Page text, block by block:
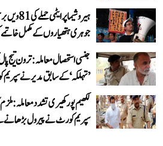
ہیروشیما
جوہری ہتھیاروں کے مکمل خاتمے
’تہلکہ‘ کے سابق مدیر نے سپریم
لکھیم پور کھیری تشدد معاملہ:
سپریم کورٹ نے پیرول بڑھانے